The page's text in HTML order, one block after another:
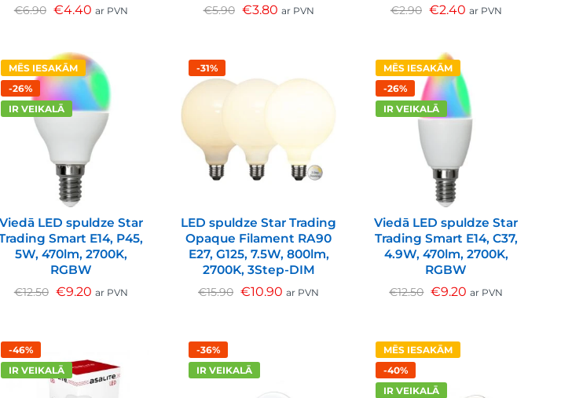
€6.90 €4.40 ar PVN €5.90 €3.80 ar PVN €2.90 €2.40 ar PVN
MĒS IESAKĀM
-26%
IR VEIKALĀ
Viedā LED spuldze Star
Smart E14, P45,
5W, 470lm, 2700K,
RGBW
€12.50 €9.20 ar PVN
-31%
LED spuldze Star Trading
Opaque Filament RA90
E27, G125, 7.5W, 800lm,
2700K, 3Step-DIM
€15.90 €10.90 ar PVN
MĒS IESAKĀM
-26%
IR VEIKALĀ
Viedā LED spuldze Star
Trading Smart E14, C37,
4.9W, 470lm, 2700K,
RGBW
€12.50 €9.20 ar PVN
-46%
IR VEIKALĀ
-36%
IR VEIKALĀ
MĒS IESAKĀM
-40%
IR VEIKALĀ